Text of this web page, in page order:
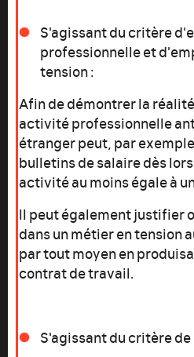
S'agissant du critère
professionnelle et
tension :
Afin de démontrer la
activité professionnelle
étranger peut, par
bulletins de salaire dès
activité au moins égale à
Il peut également justifier
dans un métier en tension
par tout moyen en
contrat de travail.
S'agissant du critère